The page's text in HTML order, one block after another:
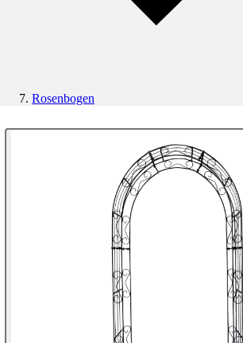
Rosenbogen